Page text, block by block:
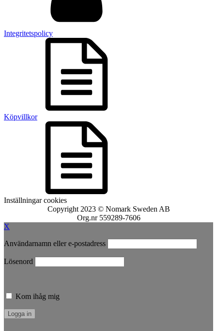
Integritetspolicy
Köpvillkor
Inställningar cookies
Copyright 2023 © Nomark Sweden AB
Org.nr 559289-7606
X
Användarnamn eller e-postadress
Lösenord
Kom ihåg mig